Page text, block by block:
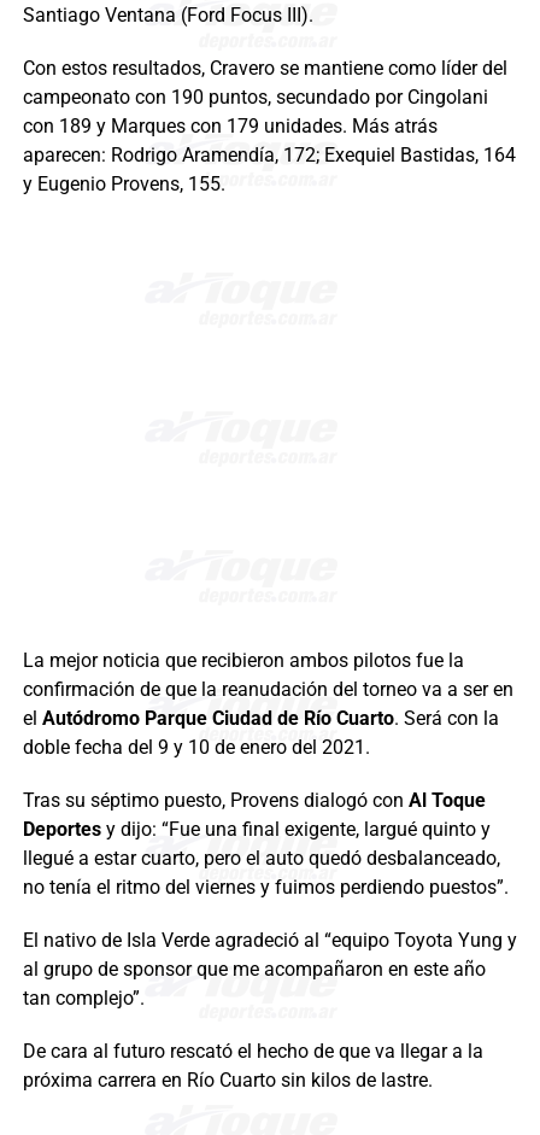
Santiago Ventana (Ford Focus III).
Con estos resultados, Cravero se mantiene como líder del
campeonato con 190 puntos, secundado por Cingolani
con 189 y Marques con 179 unidades. Más atrás
aparecen: Rodrigo Aramendía, 172; Exequiel Bastidas, 164
y Eugenio Provens, 155.
La mejor noticia que recibieron ambos pilotos fue la
confirmación de que la reanudación del torneo va a ser en
el Autódromo Parque Ciudad de Río Cuarto. Será con la
doble fecha del 9 y 10 de enero del 2021.
Tras su séptimo puesto, Provens dialogó con Al Toque
Deportesy dijo: “Fue una final exigente, largué quinto y
llegué a estar cuarto, pero el auto quedó desbalanceado,
no tenía el ritmo del viernes y fuimos perdiendo puestos”.
El nativo de Isla Verde agradeció al “equipo Toyota Yung y
al grupo de sponsor que me acompañaron en este año
tan complejo”.
De cara al futuro rescató el hecho de que va llegar a la
próxima carrera en Río Cuarto sin kilos de lastre.